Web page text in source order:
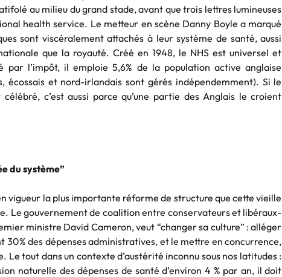
au milieu du grand stade, avant que trois lettres lumineuses
health service. Le metteur en scène Danny Boyle a marqué
sont viscéralement attachés à leur système de santé, aussi
que la royauté. Créé en 1948, le NHS est universel et
par l’impôt, il emploie 5,6% de la population active anglaise
écossais et nord-irlandais sont gérés indépendemment). Si le
c’est aussi parce qu’une partie des Anglais le croient
du système”
vigueur la plus importante réforme de structure que cette vieille
Le gouvernement de coalition entre conservateurs et libéraux-
ministre David Cameron, veut “changer sa culture” : alléger
30% des dépenses administratives, et le mettre en concurrence,
Le tout dans un contexte d’austérité inconnu sous nos latitudes :
naturelle des dépenses de santé d’environ 4 % par an, il doit